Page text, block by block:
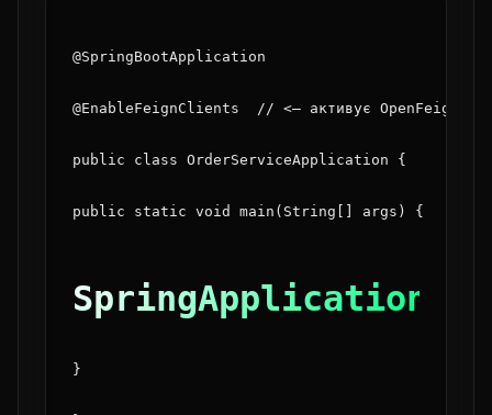
@SpringBootApplication
@EnableFeignClients  // <— активує OpenFeign
public class OrderServiceApplication {
public static void main(String[] args) {
}